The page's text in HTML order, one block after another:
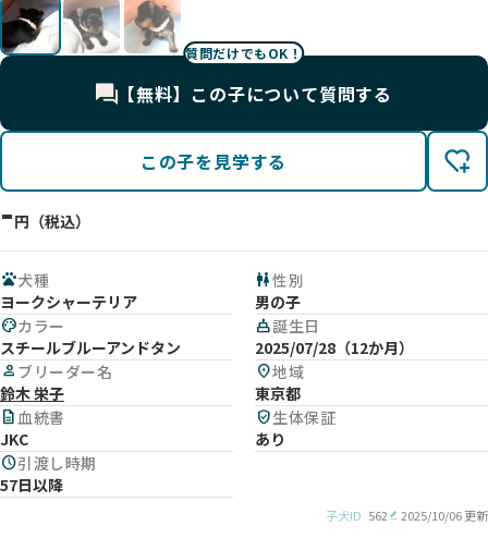
質問だけでもOK！
【無料】この子について質問する
この子を見学する
-円（税込）
pets犬種
ヨークシャーテリア
wc性別
男の子
paletteカラー
スチールブルーアンドタン
cake誕生日
2025/07/28（12か月）
person ブリーダー名
鈴木 栄子
location_on地域
東京都
description血統書
JKC
verified_user生体保証
あり
schedule引渡し時期
57日以降
子犬ID 562 2025/10/06 更新